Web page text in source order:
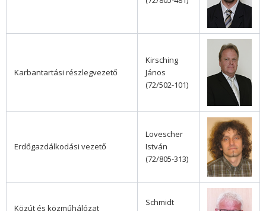
Karbantartási részlegvezető
Kirsching
János
(72/502-101)
Erdőgazdálkodási vezető
Lovescher
István
(72/805-313)
Közút és közműhálózat
Schmidt